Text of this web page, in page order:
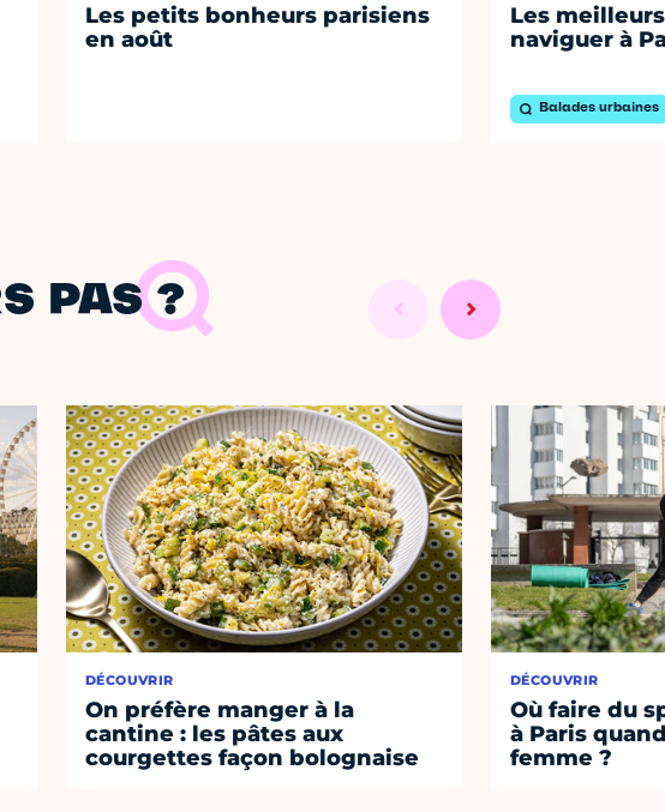
Les petits bonheurs parisiens
en août
Les
naviguer à
Balades urbaines
PAS ?
DÉCOUVRIR
On préfère manger à la
cantine : les pâtes aux
courgettes façon bolognaise
DÉCOUVRIR
Où faire du
à Paris
femme ?